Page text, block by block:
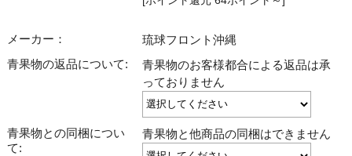
メーカー：
琉球フロント沖縄
青果物の返品について:
青果物のお客様都合による返品は承
っておりません
青果物との同梱につい
て:
青果物と他商品の同梱はできません